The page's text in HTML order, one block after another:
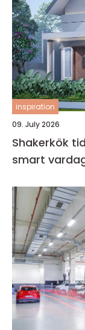
inspiration
09. July 2026
Shakerkök tidlös form, gediget hantverk och
smart